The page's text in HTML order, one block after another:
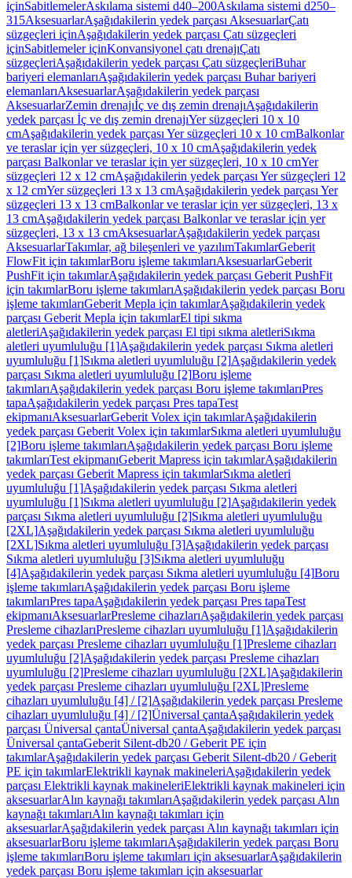
içinSabitlemelerAskılama sistemi d40–200Askılama sistemi d250–
315AksesuarlarAşağıdakilerin yedek parçası AksesuarlarÇatı
süzgeçleri içinAşağıdakilerin yedek parçası Çatı süzgeçleri
içinSabitlemeler içinKonvansiyonel çatı drenajıÇatı
süzgeçleriAşağıdakilerin yedek parçası Çatı süzgeçleriBuhar
bariyeri elemanlarıAşağıdakilerin yedek parçası Buhar bariyeri
elemanlarıAksesuarlarAşağıdakilerin yedek parçası
AksesuarlarZemin drenajıİç ve dış zemin drenajıAşağıdakilerin
yedek parçası İç ve dış zemin drenajıYer süzgeçleri 10 x 10
cmAşağıdakilerin yedek parçası Yer süzgeçleri 10 x 10 cmBalkonlar
ve teraslar için yer süzgeçleri, 10 x 10 cmAşağıdakilerin yedek
parçası Balkonlar ve teraslar için yer süzgeçleri, 10 x 10 cmYer
süzgeçleri 12 x 12 cmAşağıdakilerin yedek parçası Yer süzgeçleri 12
x 12 cmYer süzgeçleri 13 x 13 cmAşağıdakilerin yedek parçası Yer
süzgeçleri 13 x 13 cmBalkonlar ve teraslar için yer süzgeçleri, 13 x
13 cmAşağıdakilerin yedek parçası Balkonlar ve teraslar için yer
süzgeçleri, 13 x 13 cmAksesuarlarAşağıdakilerin yedek parçası
AksesuarlarTakımlar, ağ bileşenleri ve yazılımTakımlarGeberit
FlowFit için takımlarBoru işleme takımlarıAksesuarlarGeberit
PushFit için takımlarAşağıdakilerin yedek parçası Geberit PushFit
için takımlarBoru işleme takımlarıAşağıdakilerin yedek parçası Boru
işleme takımlarıGeberit Mepla için takımlarAşağıdakilerin yedek
parçası Geberit Mepla için takımlarEl tipi sıkma
aletleriAşağıdakilerin yedek parçası El tipi sıkma aletleriSıkma
aletleri uyumluluğu [1]Aşağıdakilerin yedek parçası Sıkma aletleri
uyumluluğu [1]Sıkma aletleri uyumluluğu [2]Aşağıdakilerin yedek
parçası Sıkma aletleri uyumluluğu [2]Boru işleme
takımlarıAşağıdakilerin yedek parçası Boru işleme takımlarıPres
tapaAşağıdakilerin yedek parçası Pres tapaTest
ekipmanıAksesuarlarGeberit Volex için takımlarAşağıdakilerin
yedek parçası Geberit Volex için takımlarSıkma aletleri uyumluluğu
[2]Boru işleme takımlarıAşağıdakilerin yedek parçası Boru işleme
takımlarıTest ekipmanıGeberit Mapress için takımlarAşağıdakilerin
yedek parçası Geberit Mapress için takımlarSıkma aletleri
uyumluluğu [1]Aşağıdakilerin yedek parçası Sıkma aletleri
uyumluluğu [1]Sıkma aletleri uyumluluğu [2]Aşağıdakilerin yedek
parçası Sıkma aletleri uyumluluğu [2]Sıkma aletleri uyumluluğu
[2XL]Aşağıdakilerin yedek parçası Sıkma aletleri uyumluluğu
[2XL]Sıkma aletleri uyumluluğu [3]Aşağıdakilerin yedek parçası
Sıkma aletleri uyumluluğu [3]Sıkma aletleri uyumluluğu
[4]Aşağıdakilerin yedek parçası Sıkma aletleri uyumluluğu [4]Boru
işleme takımlarıAşağıdakilerin yedek parçası Boru işleme
takımlarıPres tapaAşağıdakilerin yedek parçası Pres tapaTest
ekipmanıAksesuarlarPresleme cihazlarıAşağıdakilerin yedek parçası
Presleme cihazlarıPresleme cihazları uyumluluğu [1]Aşağıdakilerin
yedek parçası Presleme cihazları uyumluluğu [1]Presleme cihazları
uyumluluğu [2]Aşağıdakilerin yedek parçası Presleme cihazları
uyumluluğu [2]Presleme cihazları uyumluluğu [2XL]Aşağıdakilerin
yedek parçası Presleme cihazları uyumluluğu [2XL]Presleme
cihazları uyumluluğu [4] / [2]Aşağıdakilerin yedek parçası Presleme
cihazları uyumluluğu [4] / [2]Üniversal çantaAşağıdakilerin yedek
parçası Üniversal çantaÜniversal çantaAşağıdakilerin yedek parçası
Üniversal çantaGeberit Silent-db20 / Geberit PE için
takımlarAşağıdakilerin yedek parçası Geberit Silent-db20 / Geberit
PE için takımlarElektrikli kaynak makineleriAşağıdakilerin yedek
parçası Elektrikli kaynak makineleriElektrikli kaynak makineleri için
aksesuarlarAlın kaynağı takımlarıAşağıdakilerin yedek parçası Alın
kaynağı takımlarıAlın kaynağı takımları için
aksesuarlarAşağıdakilerin yedek parçası Alın kaynağı takımları için
aksesuarlarBoru işleme takımlarıAşağıdakilerin yedek parçası Boru
işleme takımlarıBoru işleme takımları için aksesuarlarAşağıdakilerin
yedek parçası Boru işleme takımları için aksesuarlar